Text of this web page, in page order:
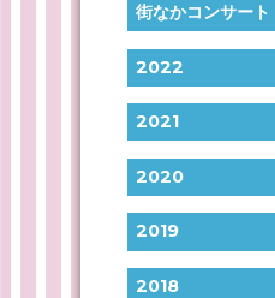
街なかコンサート
2022
2021
2020
2019
2018